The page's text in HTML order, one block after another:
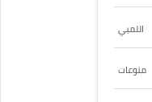
اللمبي
منوعات